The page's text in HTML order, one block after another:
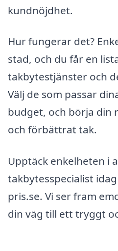
kundnöjdhet.
Hur fungerar det?
stad, och du får en
takbytestjänster och
Välj de som passar
budget, och börja din
och förbättrat tak.
Upptäck enkelheten i
takbytesspecialist
pris.se. Vi ser fram
din väg till ett tryggt